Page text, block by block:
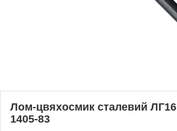
Лом-цвяхосмик сталевий
1405-83